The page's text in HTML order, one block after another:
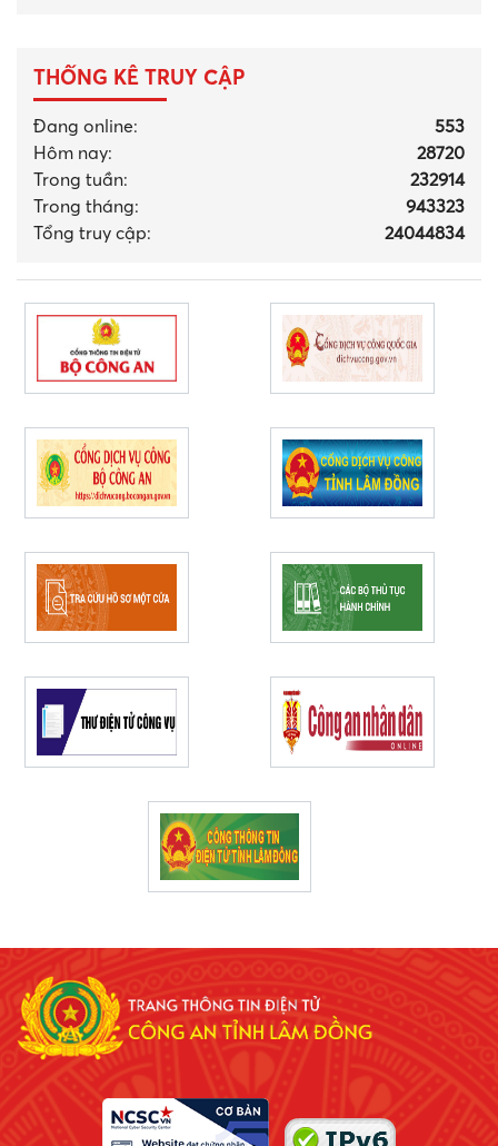
THỐNG KÊ TRUY CẬP
Đang online:
553
Hôm nay:
28720
Trong tuần:
232914
Trong tháng:
943323
Tổng truy cập:
24044834